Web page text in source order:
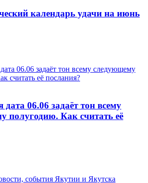
календарь удачи на июнь
дата 06.06 задаёт тон всему
полугодию. Как считать её